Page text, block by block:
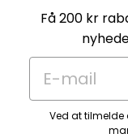
Få 200 kr
E-mail
Ved at